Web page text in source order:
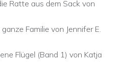
Ratte aus dem Sack von
Familie von Jennifer E.
Flügel (Band 1) von Katja